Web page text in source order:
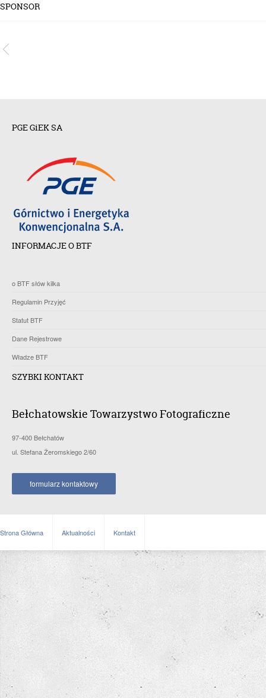
SPONSOR
PGE GiEK SA
INFORMACJE O BTF
o BTF słów kilka
Regulamin Przyjęć
Statut BTF
Dane Rejestrowe
Władze BTF
SZYBKI KONTAKT
Bełchatowskie Towarzystwo Fotograficzne
97-400 Bełchatów
ul. Stefana Żeromskiego 2/60
formularz kontaktowy
Strona Główna Aktualności Kontakt